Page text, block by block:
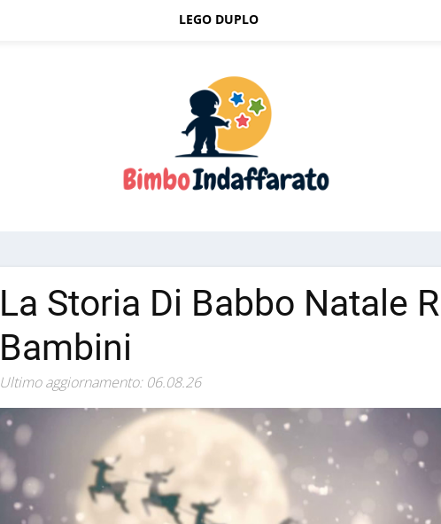
LEGO DUPLO
La Storia Di Babbo Natale
Bambini
Ultimo aggiornamento: 06.08.26